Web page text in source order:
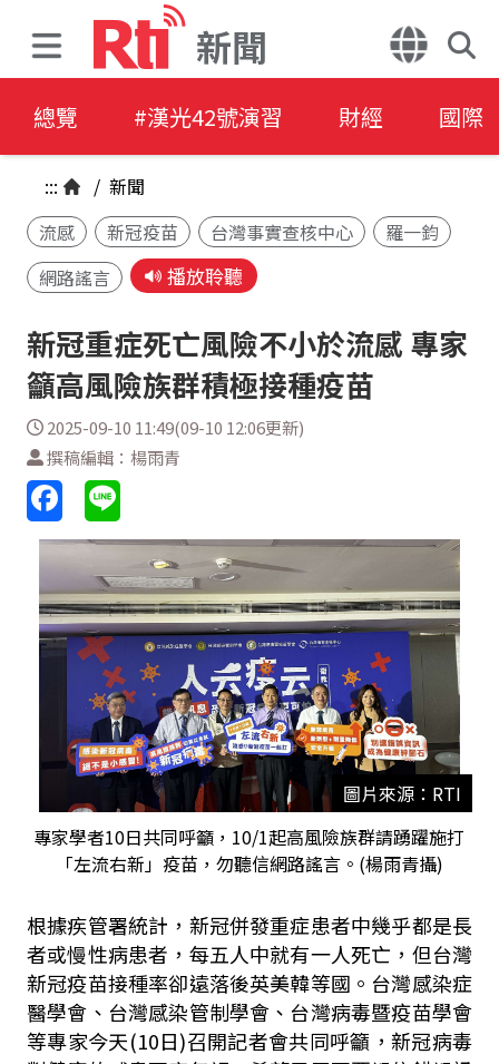
新聞
總覽 #漢光42號演習 財經 國際
::: / 新聞
流感
新冠疫苗 台灣事實查核中心
羅一鈞
網路謠言
播放聆聽
新冠重症死亡風險不小於流感 專家
籲高風險族群積極接種疫苗
2025-09-10 11:49(09-10 12:06更新)
撰稿編輯：楊雨青
圖片來源：RTI
專家學者10日共同呼籲，10/1起高風險族群請踴躍施打
「左流右新」疫苗，勿聽信網路謠言。(楊雨青攝)
根據疾管署統計，新冠併發重症患者中幾乎都是長
者或慢性病患者，每五人中就有一人死亡，但台灣
新冠疫苗接種率卻遠落後英美韓等國。台灣感染症
醫學會、台灣感染管制學會、台灣病毒暨疫苗學會
等專家今天(10日)召開記者會共同呼籲，新冠病毒